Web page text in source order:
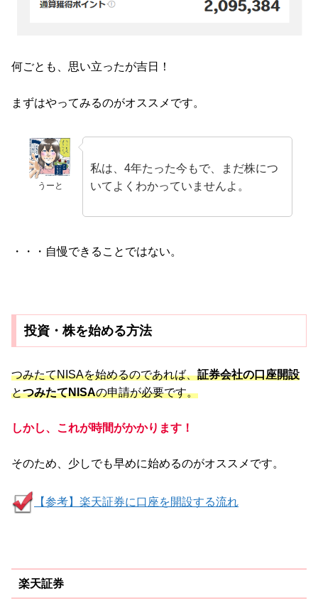
何ごとも、思い立ったが吉日！
まずはやってみるのがオススメです。
うーと
私は、4年たった今もで、まだ株につ
いてよくわかっていませんよ。
・・・自慢できることではない。
投資・株を始める方法
つみたてNISAを始めるのであれば、証券会社の口座開設
とつみたてNISAの申請が必要です。
しかし、これが時間がかかります！
そのため、少しでも早めに始めるのがオススメです。
【参考】楽天証券に口座を開設する流れ
楽天証券